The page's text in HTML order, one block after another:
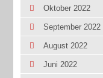
Oktober 2022
September 2022
August 2022
Juni 2022